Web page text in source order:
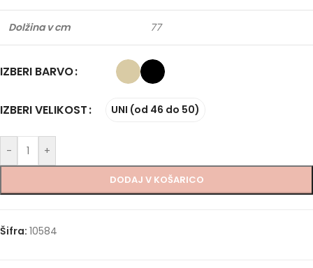
Dolžina v cm 77
IZBERI BARVO
IZBERI VELIKOST UNI (od 46 do 50)
- +
DODAJ V KOŠARICO
Šifra: 10584